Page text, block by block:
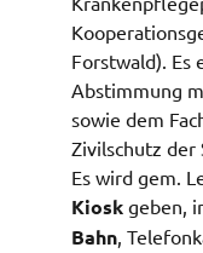
Forstwald). Es
Abstimmung
sowie dem
Zivilschutz der
Es wird gem.
Kiosk geben,
Bahn,